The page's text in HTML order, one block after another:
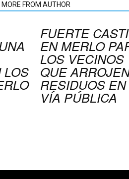
MORE FROM AUTHOR
LOS
FUERTE
EN MERLO
LOS VECINOS
QUE
RESIDUOS EN
VÍA PÚBLICA